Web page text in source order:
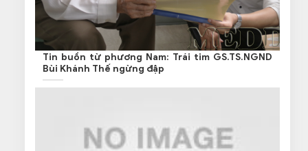
Tin buồn từ phương Nam: Trái tim GS.TS.NGND
Bùi Khánh Thế ngừng đập